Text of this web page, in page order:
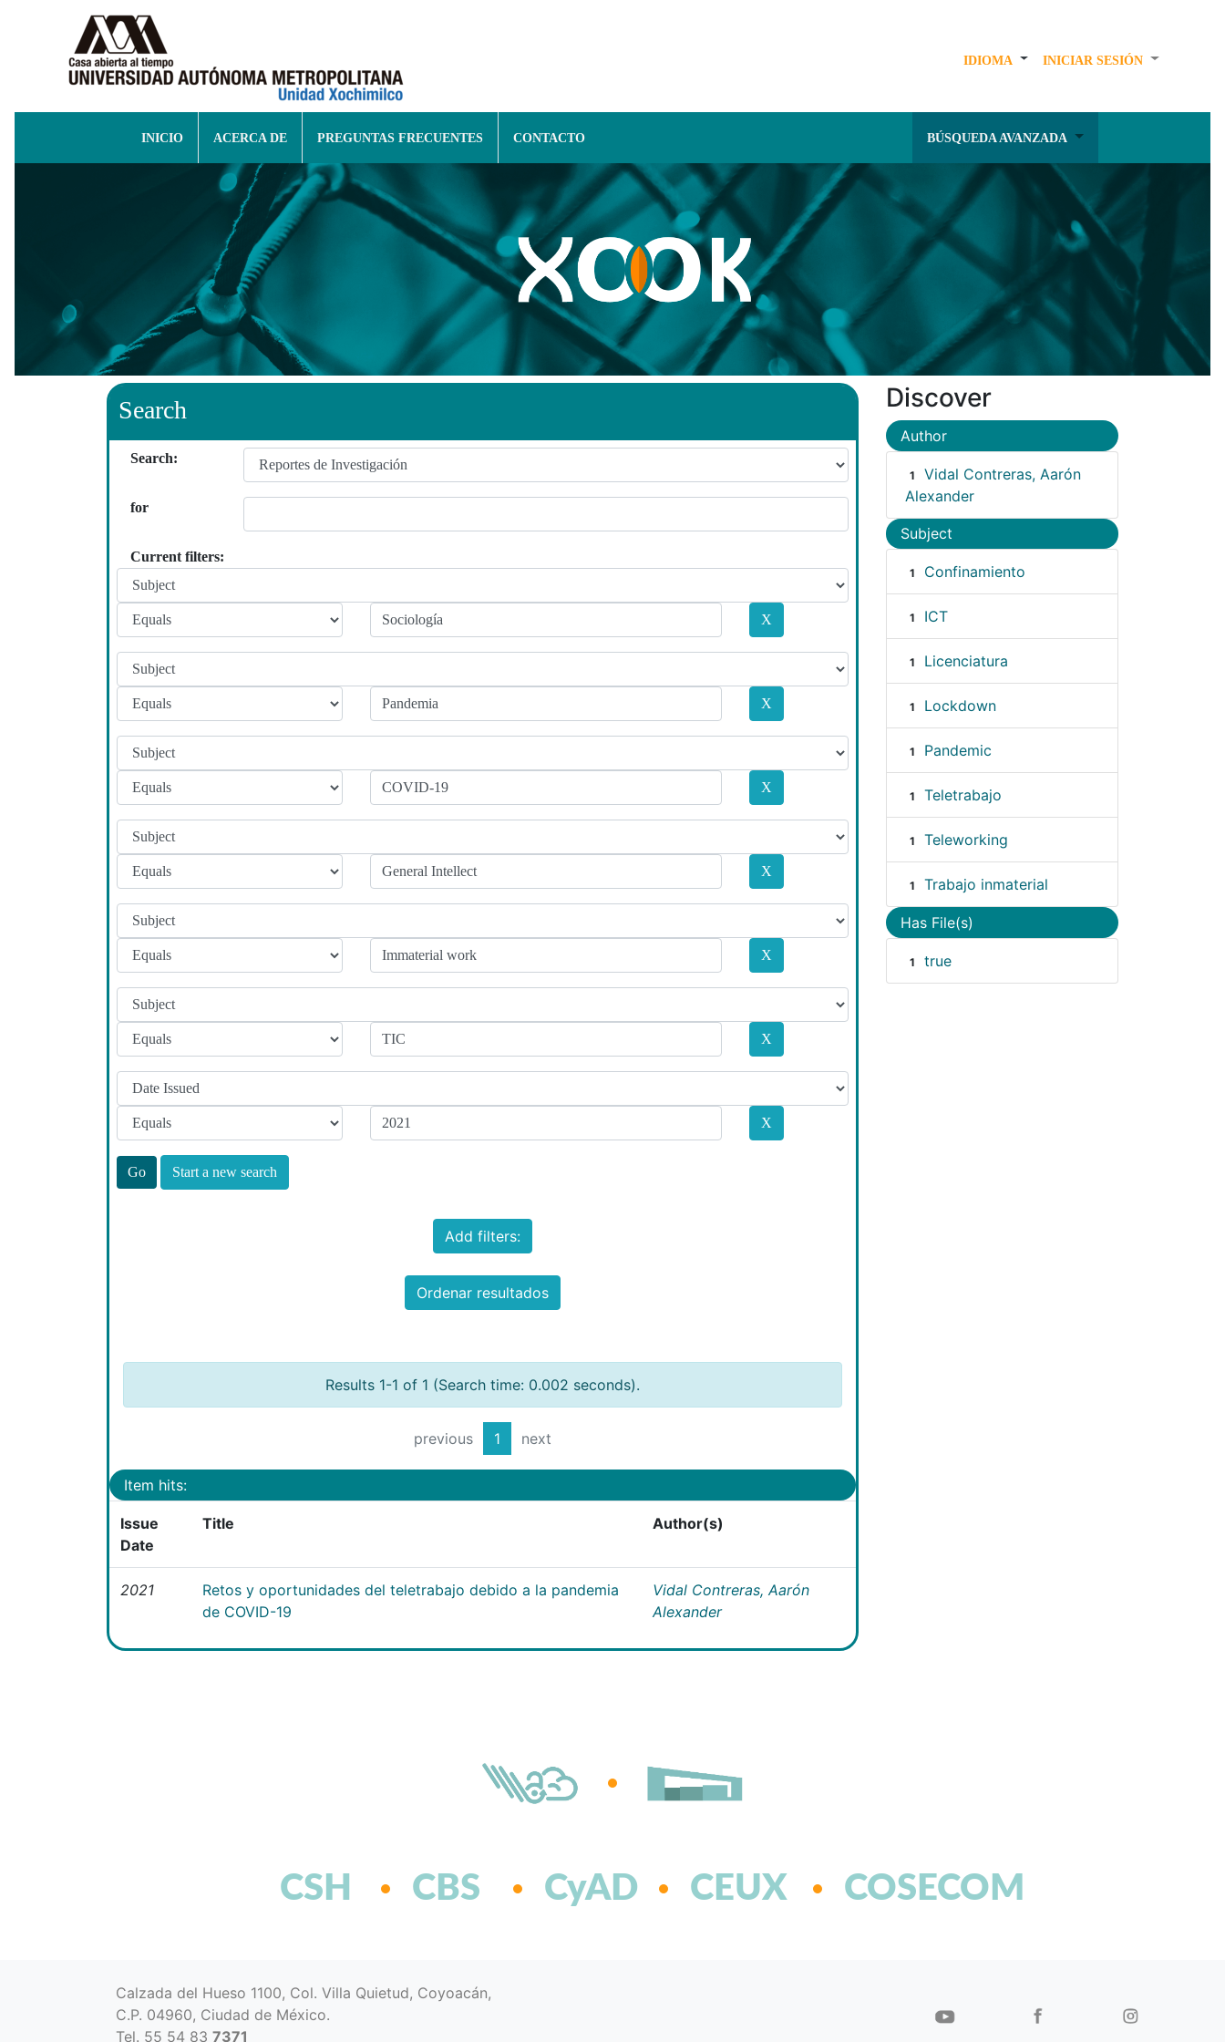
IDIOMA INICIAR SESIÓN
INICIO ACERCA DE PREGUNTAS FRECUENTES CONTACTO BÚSQUEDA AVANZADA
Search
Search:
for
Current filters:
Start a new search
Add filters:
Ordenar resultados
Results 1-1 of 1 (Search time: 0.002 seconds).
previous 1 next
Item hits:
Issue
Date
Title Author(s)
2021
Retos y oportunidades del teletrabajo debido a la pandemia
de COVID-19
Vidal Contreras, Aarón
Alexander
Discover
Author
1
Vidal Contreras, Aarón
Alexander
Subject
1 Confinamiento
1 ICT
1 Licenciatura
1 Lockdown
1 Pandemic
1 Teletrabajo
1 Teleworking
1 Trabajo inmaterial
Has File(s)
1 true
CSH CBS CyAD CEUX COSECOM
Calzada del Hueso 1100, Col. Villa Quietud, Coyoacán,
C.P. 04960, Ciudad de México.
Tel. 55 54 83 7371